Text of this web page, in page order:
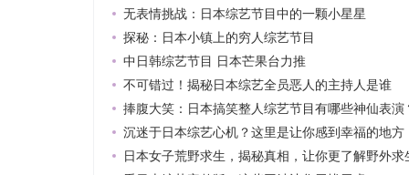
无表情挑战：日本综艺节目中的一颗小星星
探秘：日本小镇上的穷人综艺节目
中日韩综艺节目 日本芒果台力推
不可错过！揭秘日本综艺全员恶人的主持人是谁
捧腹大笑：日本搞笑整人综艺节目有哪些神仙表演
沉迷于日本综艺心机？这里是让你感到幸福的地方
日本女子荒野求生，揭秘真相，让你更了解野外求